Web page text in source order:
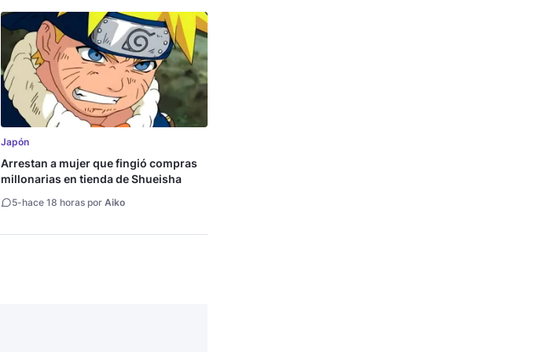
Japón
Arrestan a mujer que fingió compras
millonarias en tienda de Shueisha
5-hace 18 horas porAiko